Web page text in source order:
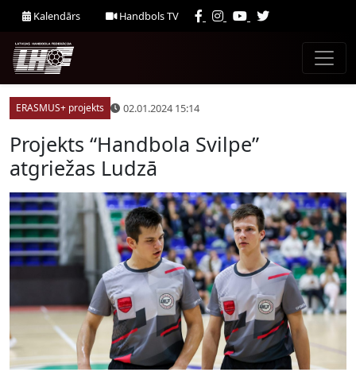
Kalendārs Handbols TV
ERASMUS+ projekts 02.01.2024 15:14
Projekts “Handbola Svilpe”
atgriežas Ludzā